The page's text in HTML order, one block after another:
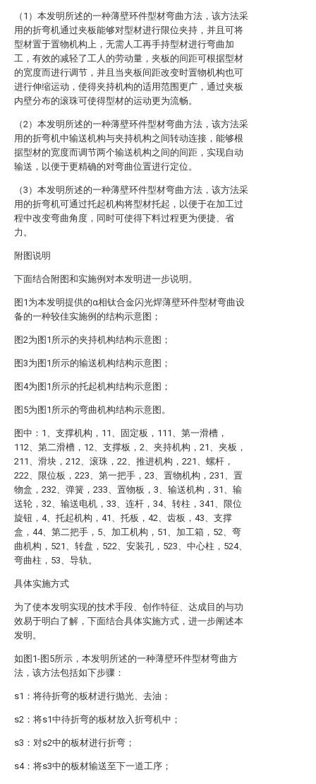
（1）本发明所述的一种薄壁环件型材弯曲方法，该方法采
用的折弯机通过夹板能够对型材进行限位夹持，并且可将
型材置于置物机构上，无需人工再手持型材进行弯曲加
工，有效的减轻了工人的劳动量，夹板的间距可根据型材
的宽度而进行调节，并且当夹板间距改变时置物机构也可
进行伸缩运动，使得夹持机构的适用范围更广，通过夹板
内壁分布的滚珠可使得型材的运动更为流畅。
（2）本发明所述的一种薄壁环件型材弯曲方法，该方法采
用的折弯机中输送机构与夹持机构之间转动连接，能够根
据型材的宽度而调节两个输送机构之间的间距，实现自动
输送，以便于更精确的对弯曲位置进行定位。
（3）本发明所述的一种薄壁环件型材弯曲方法，该方法采
用的折弯机可通过托起机构将型材托起，以便于在加工过
程中改变弯曲角度，同时可使得下料过程更为便捷、省
力。
附图说明
下面结合附图和实施例对本发明进一步说明。
图1为本发明提供的α相钛合金闪光焊薄壁环件型材弯曲设
备的一种较佳实施例的结构示意图；
图2为图1所示的夹持机构结构示意图；
图3为图1所示的输送机构结构示意图；
图4为图1所示的托起机构结构示意图；
图5为图1所示的弯曲机构结构示意图。
图中：1、支撑机构，11、固定板，111、第一滑槽，
112、第二滑槽，12、支撑板，2、夹持机构，21、夹板，
211、滑块，212、滚珠，22、推进机构，221、螺杆，
222、限位板，223、第一把手，23、置物机构，231、置
物盒，232、弹簧，233、置物板，3、输送机构，31、输
送轮，32、输送电机，33、连杆，34、转柱，341、限位
旋钮，4、托起机构，41、托板，42、齿板，43、支撑
盒，44、第二把手，5、加工机构，51、加工箱，52、弯
曲机构，521、转盘，522、安装孔，523、中心柱，524、
弯曲柱，53、导轨。
具体实施方式
为了使本发明实现的技术手段、创作特征、达成目的与功
效易于明白了解，下面结合具体实施方式，进一步阐述本
发明。
如图1-图5所示，本发明所述的一种薄壁环件型材弯曲方
法，该方法包括如下步骤：
s1：将待折弯的板材进行抛光、去油；
s2：将s1中待折弯的板材放入折弯机中；
s3：对s2中的板材进行折弯；
s4：将s3中的板材输送至下一道工序；